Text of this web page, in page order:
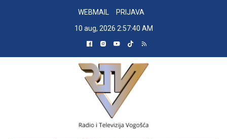
WEBMAIL
PRIJAVA
10 aug, 2026 2:57:41 AM